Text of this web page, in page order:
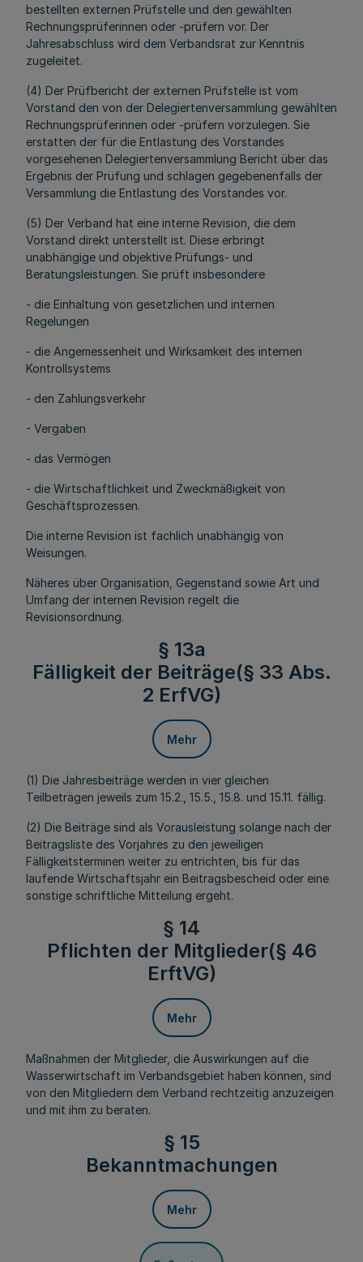
bestellten externen Prüfstelle und den gewählten
Rechnungsprüferinnen oder -prüfern vor. Der
Jahresabschluss wird dem Verbandsrat zur Kenntnis
zugeleitet.
(4) Der Prüfbericht der externen Prüfstelle ist vom
Vorstand den von der Delegiertenversammlung gewählten
Rechnungsprüferinnen oder -prüfern vorzulegen. Sie
erstatten der für die Entlastung des Vorstandes
vorgesehenen Delegiertenversammlung Bericht über das
Ergebnis der Prüfung und schlagen gegebenenfalls der
Versammlung die Entlastung des Vorstandes vor.
(5) Der Verband hat eine interne Revision, die dem
Vorstand direkt unterstellt ist. Diese erbringt
unabhängige und objektive Prüfungs- und
Beratungsleistungen. Sie prüft insbesondere
- die Einhaltung von gesetzlichen und internen
Regelungen
- die Angemessenheit und Wirksamkeit des internen
Kontrollsystems
- den Zahlungsverkehr
- Vergaben
- das Vermögen
- die Wirtschaftlichkeit und Zweckmäßigkeit von
Geschäftsprozessen.
Die interne Revision ist fachlich unabhängig von
Weisungen.
Näheres über Organisation, Gegenstand sowie Art und
Umfang der internen Revision regelt die
Revisionsordnung.
§ 13a
Fälligkeit der Beiträge(§ 33 Abs.
2 ErfVG)
Mehr
(1) Die Jahresbeiträge werden in vier gleichen
Teilbeträgen jeweils zum 15.2., 15.5., 15.8. und 15.11. fällig.
(2) Die Beiträge sind als Vorausleistung solange nach der
Beitragsliste des Vorjahres zu den jeweiligen
Fälligkeitsterminen weiter zu entrichten, bis für das
laufende Wirtschaftsjahr ein Beitragsbescheid oder eine
sonstige schriftliche Mitteilung ergeht.
§ 14
Pflichten der Mitglieder(§ 46
ErftVG)
Mehr
Maßnahmen der Mitglieder, die Auswirkungen auf die
Wasserwirtschaft im Verbandsgebiet haben können, sind
von den Mitgliedern dem Verband rechtzeitig anzuzeigen
und mit ihm zu beraten.
§ 15
Bekanntmachungen
Mehr